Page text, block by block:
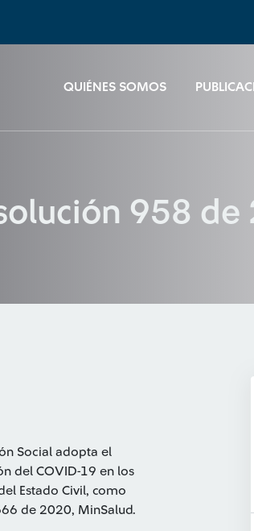
QUIÉNES SOMOS
958 de
Social adopta el
del COVID-19 en los
Estado Civil, como
de 2020, MinSalud.